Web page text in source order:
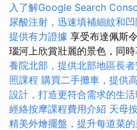
入了解Google Search
尿酸注射，迅速填補細紋和凹
提供有力證據 享受布達佩斯
瑙河上欣賞壯麗的景色，同
養院北部，提供北部地區長
照課程 購買二手攤車，提供
設計，打造更符合需求的生活
經絡按摩課程費用介紹 天母
精美外燴擺盤，提升每道菜